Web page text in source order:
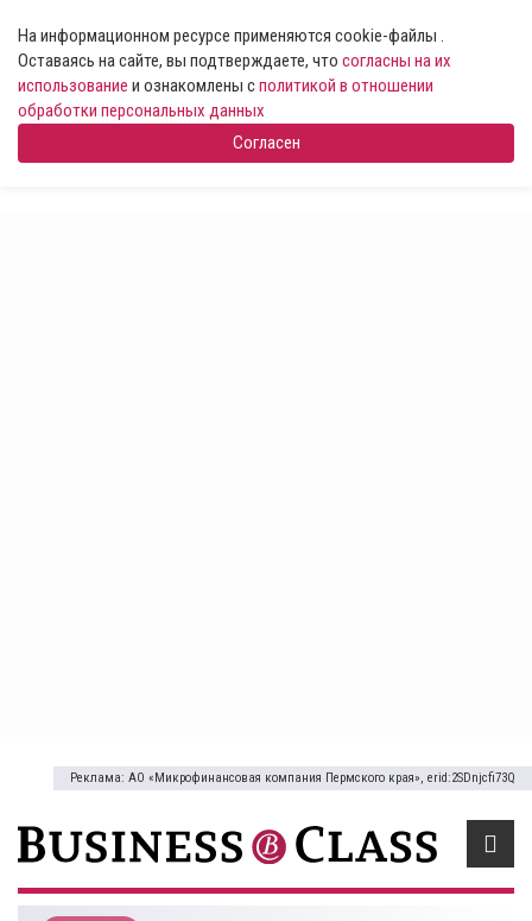
На информационном ресурсе применяются cookie-файлы .
Оставаясь на сайте, вы подтверждаете, что согласны на их
использование и ознакомлены сполитикой в отношении
обработки персональных данных
Согласен
Реклама: АО «Микрофинансовая компания Пермского края», erid:2SDnjcfi73Q